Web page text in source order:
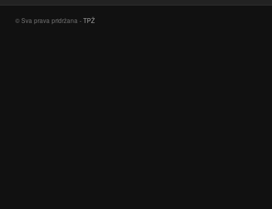
© Sva prava pridržana - TPŽ